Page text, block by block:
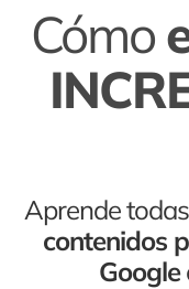
Cómo
Aprende
contenidos
Google